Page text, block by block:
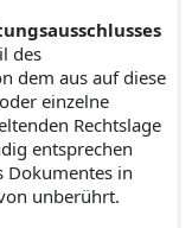
des
dem aus auf diese
einzelne
Rechtslage
entsprechen
Dokumentes in
unberührt.